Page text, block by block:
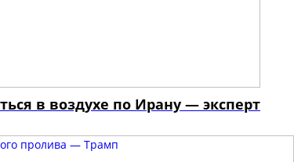
в воздухе по Ирану — эксперт